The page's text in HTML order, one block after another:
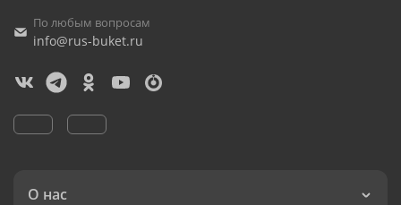
По любым вопросам
info@rus-buket.ru
О нас